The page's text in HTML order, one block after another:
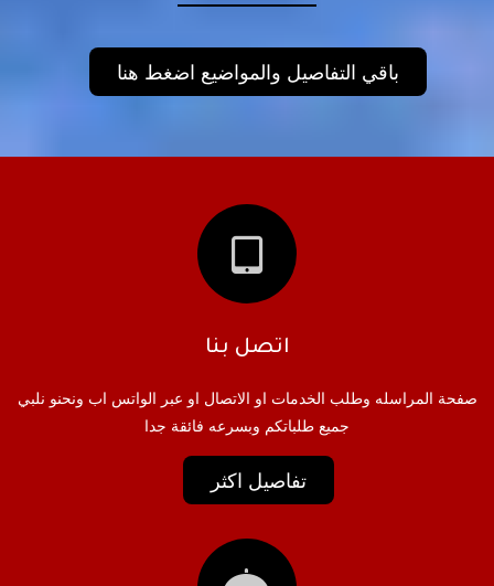
باقي التفاصيل والمواضيع اضغط هنا
اتصل بنا
صفحة المراسله وطلب الخدمات او الاتصال او عبر الواتس اب ونحنو نلبي
جميع طلباتكم وبسرعه فائقة جدا
تفاصيل اكثر